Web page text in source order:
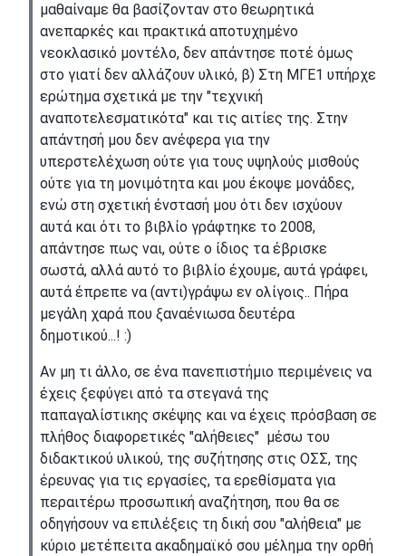
μαθαίναμε θα βασίζονταν στο θεωρητικά
ανεπαρκές και πρακτικά αποτυχημένο
νεοκλασικό μοντέλο, δεν απάντησε ποτέ όμως
στο γιατί δεν αλλάζουν υλικό, β) Στη ΜΓΕ1 υπήρχε
ερώτημα σχετικά με την "τεχνική
αναποτελεσματικότα" και τις αιτίες της. Στην
απάντησή μου δεν ανέφερα για την
υπερστελέχωση ούτε για τους υψηλούς μισθούς
ούτε για τη μονιμότητα και μου έκοψε μονάδες,
ενώ στη σχετική ένστασή μου ότι δεν ισχύουν
αυτά και ότι το βιβλίο γράφτηκε το 2008,
απάντησε πως ναι, ούτε ο ίδιος τα έβρισκε
σωστά, αλλά αυτό το βιβλίο έχουμε, αυτά γράφει,
αυτά έπρεπε να (αντι)γράψω εν ολίγοις.. Πήρα
μεγάλη χαρά που ξαναένιωσα δευτέρα
δημοτικού...! :)
Αν μη τι άλλο, σε ένα πανεπιστήμιο περιμένεις να
έχεις ξεφύγει από τα στεγανά της
παπαγαλίστικης σκέψης και να έχεις πρόσβαση σε
πλήθος διαφορετικές "αλήθειες" μέσω του
διδακτικού υλικού, της συζήτησης στις ΟΣΣ, της
έρευνας για τις εργασίες, τα ερεθίσματα για
περαιτέρω προσωπική αναζήτηση, που θα σε
οδηγήσουν να επιλέξεις τη δική σου "αλήθεια" με
κύριο μετέπειτα ακαδημαϊκό σου μέλημα την ορθή